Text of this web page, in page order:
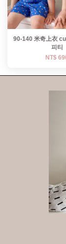
90-140 米奇上衣
피티
NT$